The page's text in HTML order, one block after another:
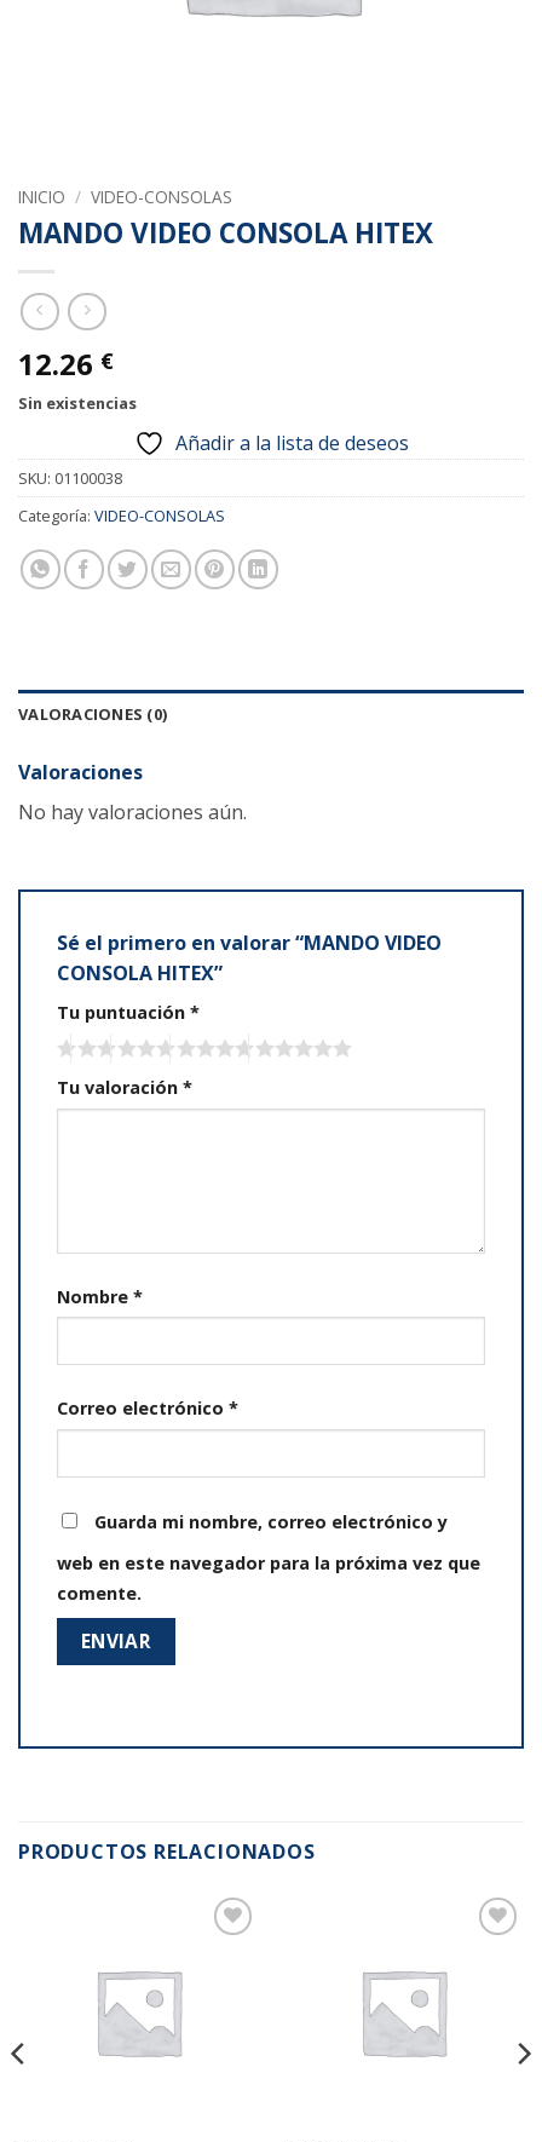
INICIO / VIDEO-CONSOLAS
MANDO VIDEO CONSOLA HITEX
12.26 €
Sin existencias
Añadir a la lista de deseos
SKU: 01100038
Categoría: VIDEO-CONSOLAS
VALORACIONES (0)
Valoraciones
No hay valoraciones aún.
Sé el primero en valorar “MANDO VIDEO
CONSOLA HITEX”
Tu puntuación *
Tu valoración *
Nombre *
Correo electrónico *
Guarda mi nombre, correo electrónico y
web en este navegador para la próxima vez que
comente.
PRODUCTOS RELACIONADOS